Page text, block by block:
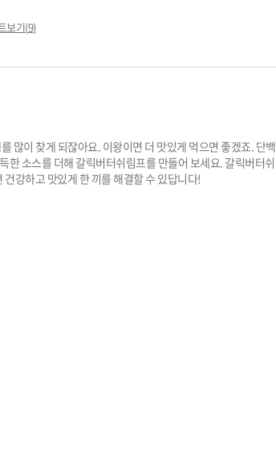
보기(9)
많이 찾게 되잖아요. 이왕이면 더 맛있게 먹으면 좋겠죠. 단백
한 소스를 더해 갈릭버터쉬림프를 만들어 보세요. 갈릭버터쉬
강하고 맛있게 한 끼를 해결할 수 있답니다!